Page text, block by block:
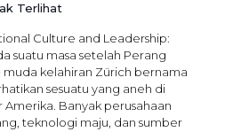
Terlihat
Culture and Leadership:
suatu masa setelah Perang
muda kelahiran Zürich bernama
sesuatu yang aneh di
Banyak perusahaan
teknologi maju, dan sumber